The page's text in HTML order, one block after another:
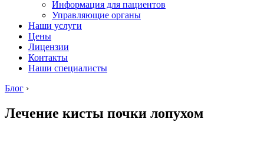
Информация для пациентов
Управляющие органы
Наши услуги
Цены
Лицензии
Контакты
Наши специалисты
Блог ›
Лечение кисты почки лопухом